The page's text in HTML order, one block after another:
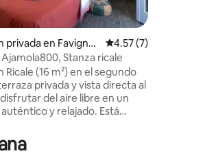
de 5, 199 reseñas
privada en Favignan
Calificación
4.57 (7)
Stanza ricale
Ricale (16 m²) en el segundo
privada y vista directa al
del aire libre en un
y relajado. Está
ubicada al comienzo de
público,